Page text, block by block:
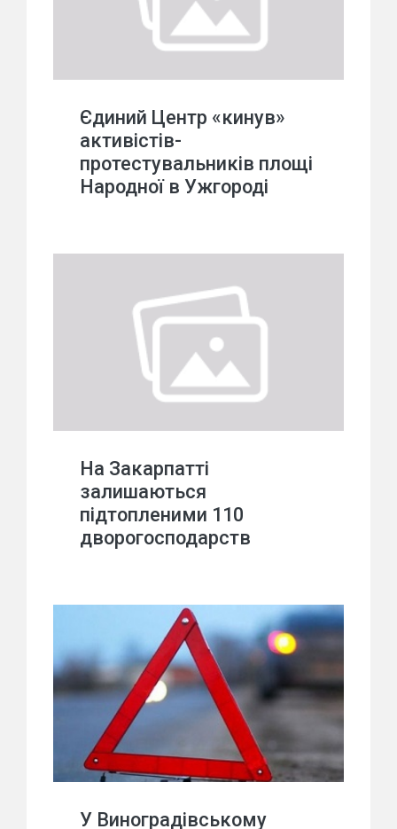
Єдиний Центр «кинув»
активістів-
протестувальників площі
Народної в Ужгороді
На Закарпатті
залишаються
підтопленими 110
дворогосподарств
У Виноградівському